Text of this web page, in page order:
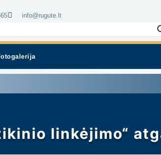
info@rugute.lt
linkėjimo“